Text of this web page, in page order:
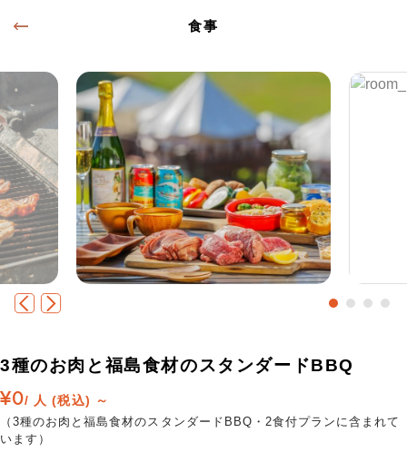
食事
3種のお肉と福島食材のスタンダードBBQ
¥0/ 人 (税込) ～
（3種のお肉と福島食材のスタンダードBBQ・2食付プランに含まれて
います）